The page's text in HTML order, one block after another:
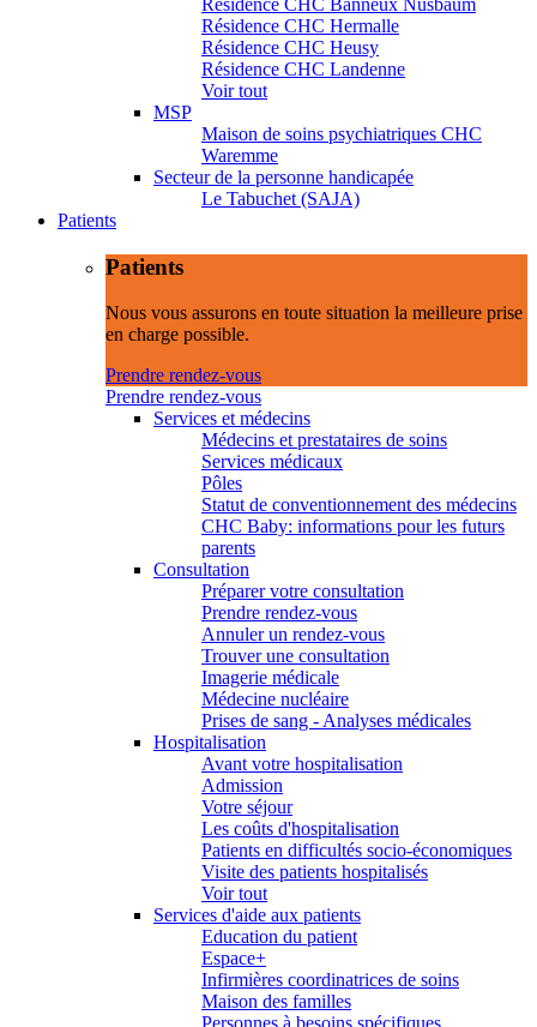
Résidence CHC Banneux Nusbaum
Résidence CHC Hermalle
Résidence CHC Heusy
Résidence CHC Landenne
Voir tout
MSP
Maison de soins psychiatriques CHC
Waremme
Secteur de la personne handicapée
Le Tabuchet (SAJA)
Patients
Patients
Nous vous assurons en toute situation la meilleure prise
en charge possible.
Prendre rendez-vous
Prendre rendez-vous
Services et médecins
Médecins et prestataires de soins
Services médicaux
Pôles
Statut de conventionnement des médecins
CHC Baby: informations pour les futurs
parents
Consultation
Préparer votre consultation
Prendre rendez-vous
Annuler un rendez-vous
Trouver une consultation
Imagerie médicale
Médecine nucléaire
Prises de sang - Analyses médicales
Hospitalisation
Avant votre hospitalisation
Admission
Votre séjour
Les coûts d'hospitalisation
Patients en difficultés socio-économiques
Visite des patients hospitalisés
Voir tout
Services d'aide aux patients
Education du patient
Espace+
Infirmières coordinatrices de soins
Maison des familles